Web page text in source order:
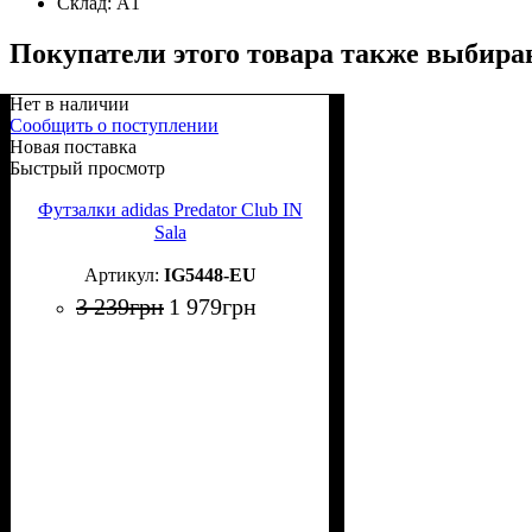
Покупатели этого товара также
Нет в наличии
Сообщить о поступлении
Новая поставка
Быстрый просмотр
Футзалки adidas Predator Club IN
Sala
IG5448-EU
3 239грн 1 979грн